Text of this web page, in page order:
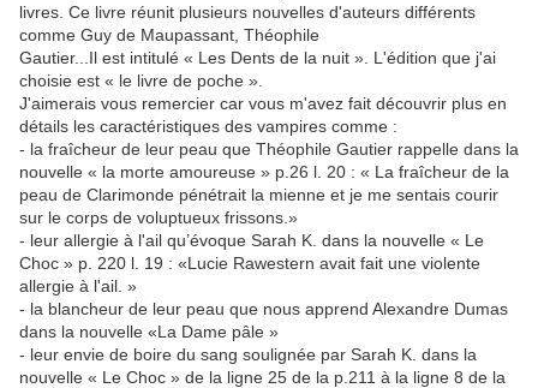
livres. Ce livre réunit plusieurs nouvelles d'auteurs différents
comme Guy de Maupassant, Théophile
Gautier...Il est intitulé « Les Dents de la nuit ». L'édition que j'ai
choisie est « le livre de poche ».
J'aimerais vous remercier car vous m'avez fait découvrir plus en
détails les caractéristiques des vampires comme :
- la fraîcheur de leur peau que Théophile Gautier rappelle dans la
nouvelle « la morte amoureuse » p.26 l. 20 : « La fraîcheur de la
peau de Clarimonde pénétrait la mienne et je me sentais courir
sur le corps de voluptueux frissons.»
- leur allergie à l'ail qu’évoque Sarah K. dans la nouvelle « Le
Choc » p. 220 l. 19 : «Lucie Rawestern avait fait une violente
allergie à l'ail. »
- la blancheur de leur peau que nous apprend Alexandre Dumas
dans la nouvelle «La Dame pâle »
- leur envie de boire du sang soulignée par Sarah K. dans la
nouvelle « Le Choc » de la ligne 25 de la p.211 à la ligne 8 de la